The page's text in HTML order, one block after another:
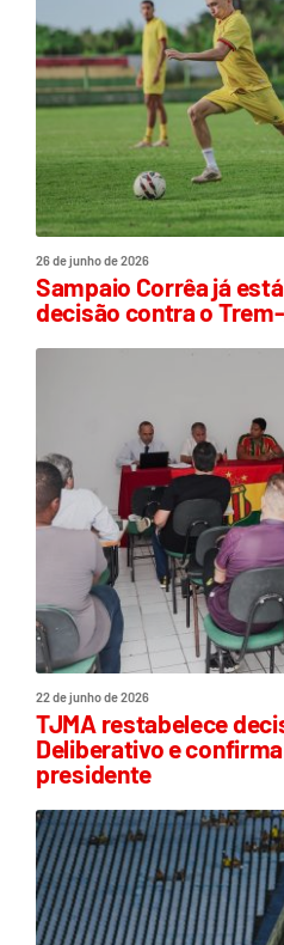
26 de junho de 2026
Sampaio Corrêa já
decisão contra o
22 de junho de 2026
TJMA restabelece
Deliberativo e
presidente